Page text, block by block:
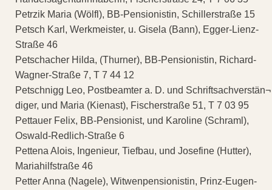
Petrzik Maria (Wölfl), BB-Pensionistin, Schillerstraße 15
Petsch Karl, Werkmeister, u. Gisela (Bann), Egger-Lienz-
Straße 46
Petschacher Hilda, (Thurner), BB-Pensionistin, Richard-
Wagner-Straße 7, T 7 44 12
Petschnigg Leo, Postbeamter a. D. und Schriftsachverstän¬
diger, und Maria (Kienast), Fischerstraße 51, T 7 03 95
Pettauer Felix, BB-Pensionist, und Karoline (Schraml),
Oswald-Redlich-Straße 6
Pettena Alois, Ingenieur, Tiefbau, und Josefine (Hutter),
Mariahilfstraße 46
Petter Anna (Nagele), Witwenpensionistin, Prinz-Eugen-